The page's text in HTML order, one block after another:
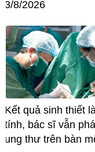
3/8/2026
Kết quả sinh thiết
tính, bác sĩ vẫn
ung thư trên bàn